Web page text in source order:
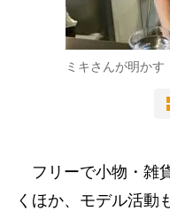
ミキさんが明か
フリーで小物・雑
くほか、モデル活動